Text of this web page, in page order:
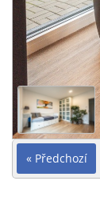
« Předchozí